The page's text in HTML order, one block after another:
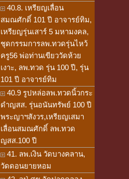
40.8. เหรียญเลื่อน
สมณศักดิ์ 101 ปี อาจารย์ทิม,
เหรียญรุ่นเสาร์ 5 มหามงคล,
ชุดกรรมการลพ.ทวดรุ่นไหว้
ครู56 พ่อท่านเขียววัดห้วย
เงาะ, ลพ.ทวด รุ่น 100 ปี, รุ่น
101 ปี อาจารย์ทิม
40.9 รูปหล่อลพ.ทวดนิ้วกระ
ดำญสส. รุ่นอนันทรัพย์ 100 ปี
พระญาฯสังวร,เหรียญเสมา
เลื่อนสมณศักดิ์ ลพ.ทวด
ญสส.100 ปี
41. ลพ.เงิน วัดบางคลาน,
วัดดอนยายหอม